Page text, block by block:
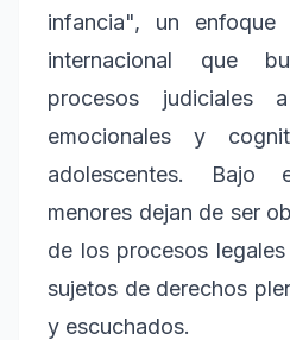
infancia", un
internacional que
procesos judiciales
emocionales y
adolescentes. Bajo
menores dejan de ser
de los procesos
sujetos de derechos
y escuchados.